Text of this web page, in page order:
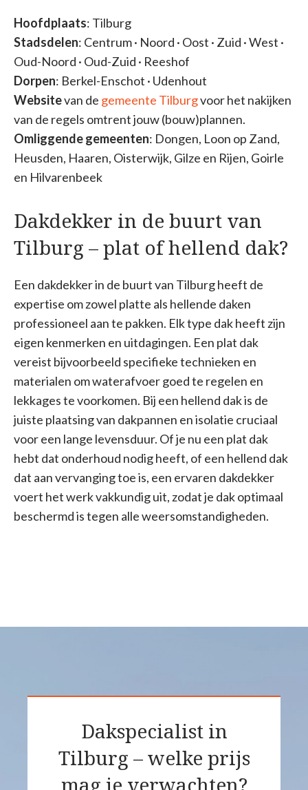
Hoofdplaats: Tilburg
Stadsdelen: Centrum · Noord · Oost · Zuid · West ·
Oud-Noord · Oud-Zuid · Reeshof
Dorpen: Berkel-Enschot · Udenhout
Websitevan de gemeente Tilburgvoor het nakijken
van de regels omtrent jouw (bouw)plannen.
Omliggende gemeenten: Dongen, Loon op Zand,
Heusden, Haaren, Oisterwijk, Gilze en Rijen, Goirle
en Hilvarenbeek
Dakdekker in de buurt van
Tilburg – plat of hellend dak?
Een dakdekker in de buurt van Tilburg heeft de
expertise om zowel platte als hellende daken
professioneel aan te pakken. Elk type dak heeft zijn
eigen kenmerken en uitdagingen. Een plat dak
vereist bijvoorbeeld specifieke technieken en
materialen om waterafvoer goed te regelen en
lekkages te voorkomen. Bij een hellend dak is de
juiste plaatsing van dakpannen en isolatie cruciaal
voor een lange levensduur. Of je nu een plat dak
hebt dat onderhoud nodig heeft, of een hellend dak
dat aan vervanging toe is, een ervaren dakdekker
voert het werk vakkundig uit, zodat je dak optimaal
beschermd is tegen alle weersomstandigheden.
Dakspecialist in
Tilburg – welke prijs
mag je verwachten?